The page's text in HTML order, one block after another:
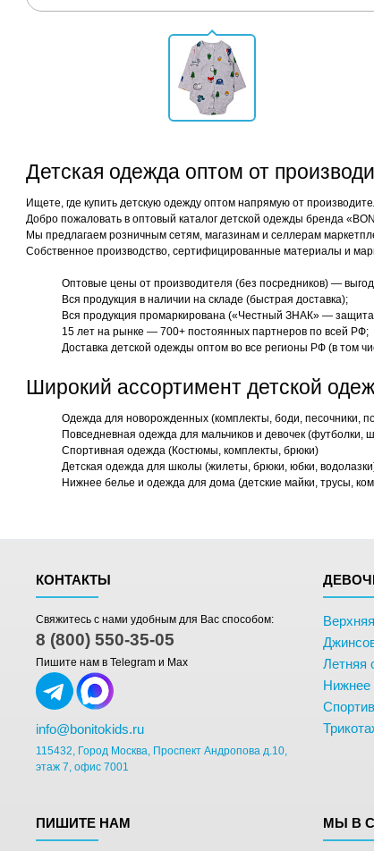
Детская одежда оптом от
Ищете, где купить детскую одежду оптом напрямую от
Добро пожаловать в оптовый каталог детской одежды бренда
Мы предлагаем розничным сетям, магазинам и селлерам
Собственное производство, сертифицированные материалы и
Оптовые цены от производителя (без посредников) —
Вся продукция в наличии на складе (быстрая доставка);
Вся продукция промаркирована («Честный ЗНАК» —
15 лет на рынке — 700+ постоянных партнеров по всей РФ;
Доставка детской одежды оптом во все регионы РФ (в том
Широкий ассортимент детской
Одежда для новорожденных (комплекты, боди, песочники,
Повседневная одежда для мальчиков и девочек (футболки,
Спортивная одежда (Костюмы, комплекты, брюки)
Детская одежда для школы (жилеты, брюки, юбки,
Нижнее белье и одежда для дома (детские майки, трусы,
КОНТАКТЫ
Свяжитесь с нами удобным для Вас способом:
8 (800) 550-35-05
Пишите нам в Telegram и Max
info@bonitokids.ru
115432, Город Москва, Проспект Андропова д.10,
этаж 7, офис 7001
Летняя
Нижнее
ПИШИТЕ НАМ МЫ В